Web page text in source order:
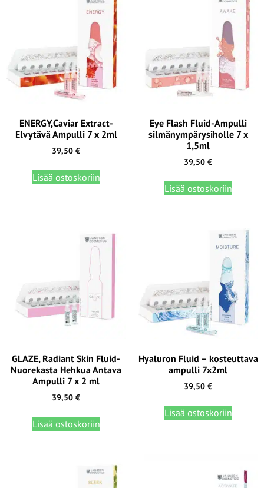
ENERGY,Caviar Extract-
Elvytävä Ampulli 7 x 2ml
39,50 €
Lisää ostoskoriin
Eye Flash Fluid-Ampulli
silmänympärysiholle 7 x
1,5ml
39,50 €
Lisää ostoskoriin
GLAZE, Radiant Skin Fluid-
Nuorekasta Hehkua Antava
Ampulli 7 x 2 ml
39,50 €
Lisää ostoskoriin
Hyaluron Fluid – kosteuttava
ampulli 7x2ml
39,50 €
Lisää ostoskoriin